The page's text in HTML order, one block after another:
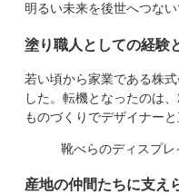
明るい未来を後世へつない
塗り職人としての経験
若い頃から家業である株
した。転機となったのは
ものづくりでデザイナー
靴べらのディスプレ
産地の仲間たちに支え